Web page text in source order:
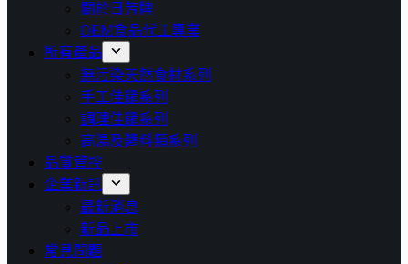
關於日芳牌
OEM食品代工專業
所有產品
無污染天然食材系列
手工佳餚系列
調理佳餚系列
高湯及醬料類系列
品質管控
企業新訊
最新消息
新品上市
常見問題